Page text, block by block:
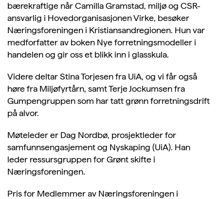
bærekraftige når Camilla Gramstad, miljø og CSR-
ansvarlig i Hovedorganisasjonen Virke, besøker
Næringsforeningen i Kristiansandregionen. Hun var
medforfatter av boken Nye forretningsmodeller i
handelen og gir oss et blikk inn i glasskula.
Videre deltar Stina Torjesen fra UiA, og vi får også
høre fra Miljøfyrtårn, samt Terje Jockumsen fra
Gumpengruppen som har tatt grønn forretningsdrift
på alvor.
Møteleder er Dag Nordbø, prosjektleder for
samfunnsengasjement og Nyskaping (UiA). Han
leder ressursgruppen for Grønt skifte i
Næringsforeningen.
Pris for Medlemmer av Næringsforeningen i